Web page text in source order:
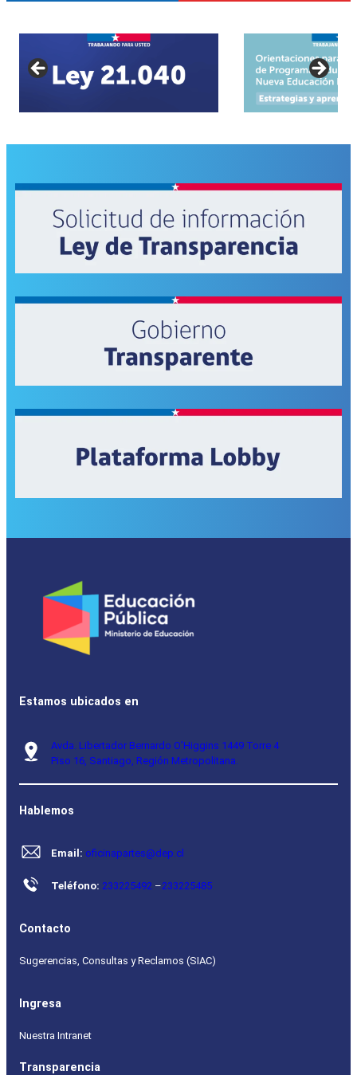
Estamos ubicados en
Avda. Libertador Bernardo O’Higgins 1449 Torre 4
Piso 16, Santiago, Región Metropolitana.
Hablemos
Email: oficinapartes@dep.cl
Teléfono: 233225492 –233225485
Contacto
Sugerencias, Consultas y Reclamos (SIAC)
Ingresa
Nuestra Intranet
Transparencia